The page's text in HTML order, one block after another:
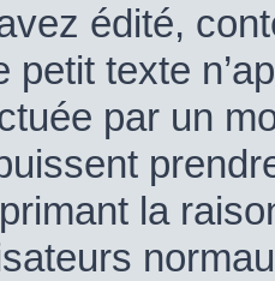
édité,
petit texte
par un
la